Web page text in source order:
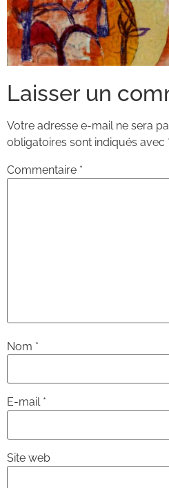
Laisser un
Votre adresse e-mail ne sera
obligatoires sont indiqués avec
Commentaire *
Nom *
E-mail *
Site web